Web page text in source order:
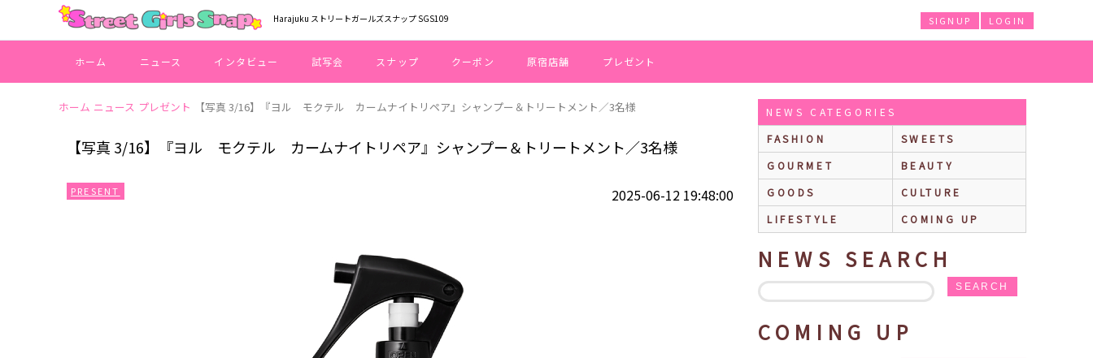
Harajuku ストリートガールズスナップ SGS109 LOGIN
SIGNUP
ホーム ニュース インタビュー 試写会 スナップ クーポン 原宿店舗 プレゼント
ホーム ニュース プレゼント 【写真 3/16】『ヨル モクテル カームナイトリペア』シャンプー＆トリートメント／3名様
【写真 3/16】『ヨル モクテル カームナイトリペア』シャンプー＆トリートメント／3名様
PRESENT 2025-06-12 19:48:00
NEWS CATEGORIES
FASHION
SWEETS
GOURMET
BEAUTY
GOODS
CULTURE
LIFESTYLE
COMING UP
NEWS SEARCH
SEARCH
COMING UP